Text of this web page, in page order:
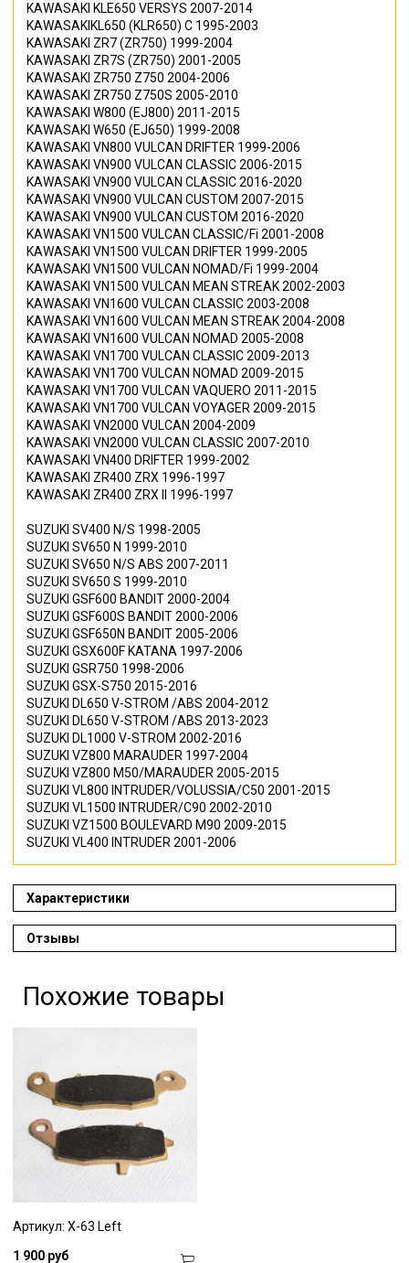
KAWASAKI KLE650 VERSYS 2007-2014
KAWASAKIKL650 (KLR650) C 1995-2003
KAWASAKI ZR7 (ZR750) 1999-2004
KAWASAKI ZR7S (ZR750) 2001-2005
KAWASAKI ZR750 Z750 2004-2006
KAWASAKI ZR750 Z750S 2005-2010
KAWASAKI W800 (EJ800) 2011-2015
KAWASAKI W650 (EJ650) 1999-2008
KAWASAKI VN800 VULCAN DRIFTER 1999-2006
KAWASAKI VN900 VULCAN CLASSIC2006-2015
KAWASAKI VN900 VULCAN CLASSIC2016-2020
KAWASAKI VN900 VULCAN CUSTOM 2007-2015
KAWASAKI VN900 VULCAN CUSTOM 2016-2020
KAWASAKI VN1500 VULCAN CLASSIC/Fi 2001-2008
KAWASAKI VN1500 VULCAN DRIFTER 1999-2005
KAWASAKI VN1500 VULCAN NOMAD/Fi 1999-2004
KAWASAKI VN1500 VULCAN MEAN STREAK2002-2003
KAWASAKI VN1600 VULCAN CLASSIC2003-2008
KAWASAKI VN1600 VULCAN MEAN STREAK2004-2008
KAWASAKI VN1600 VULCAN NOMAD 2005-2008
KAWASAKI VN1700 VULCAN CLASSIC2009-2013
KAWASAKI VN1700 VULCAN NOMAD 2009-2015
KAWASAKI VN1700 VULCAN VAQUERO 2011-2015
KAWASAKI VN1700 VULCAN VOYAGER 2009-2015
KAWASAKI VN2000 VULCAN 2004-2009
KAWASAKI VN2000 VULCAN CLASSIC2007-2010
KAWASAKI VN400 DRIFTER 1999-2002
KAWASAKI ZR400 ZRX 1996-1997
KAWASAKI ZR400 ZRX II 1996-1997
SUZUKI SV400 N/S 1998-2005
SUZUKI SV650 N 1999-2010
SUZUKI SV650 N/S ABS 2007-2011
SUZUKI SV650 S 1999-2010
SUZUKI GSF600 BANDIT2000-2004
SUZUKI GSF600S BANDIT2000-2006
SUZUKI GSF650N BANDIT2005-2006
SUZUKI GSX600F KATANA 1997-2006
SUZUKI GSR750 1998-2006
SUZUKI GSX-S750 2015-2016
SUZUKI DL650 V-STROM /ABS 2004-2012
SUZUKI DL650 V-STROM /ABS 2013-2023
SUZUKI DL1000 V-STROM 2002-2016
SUZUKI VZ800 MARAUDER 1997-2004
SUZUKI VZ800 M50/MARAUDER 2005-2015
SUZUKI VL800 INTRUDER/VOLUSSIA/C50 2001-2015
SUZUKI VL1500 INTRUDER/C90 2002-2010
SUZUKI VZ1500 BOULEVARD M90 2009-2015
SUZUKI VL400 INTRUDER 2001-2006
Характеристики
Отзывы
Похожие товары
Артикул: X-63 Left
1 900 руб